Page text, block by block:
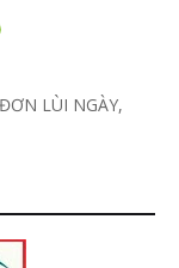
LÙI NGÀY,